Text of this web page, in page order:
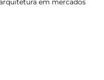
em mercados